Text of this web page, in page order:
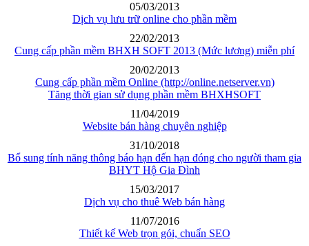
05/03/2013
Dịch vụ lưu trữ online cho phần mềm
22/02/2013
Cung cấp phần mềm BHXH SOFT 2013 (Mức lương) miễn phí
20/02/2013
Cung cấp phần mềm Online (http://online.netserver.vn)
Tăng thời gian sử dụng phần mềm BHXHSOFT
11/04/2019
Website bán hàng chuyên nghiệp
31/10/2018
Bổ sung tính năng thông báo hạn đến hạn đóng cho người tham gia
BHYT Hộ Gia Đình
15/03/2017
Dịch vụ cho thuê Web bán hàng
11/07/2016
Thiết kế Web trọn gói, chuẩn SEO